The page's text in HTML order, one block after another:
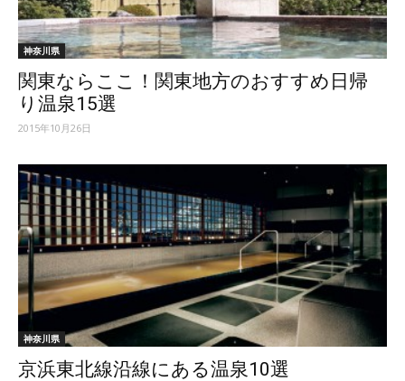
神奈川県
関東ならここ！関東地方のおすすめ日帰
り温泉15選
2015年10月26日
神奈川県
京浜東北線沿線にある温泉10選